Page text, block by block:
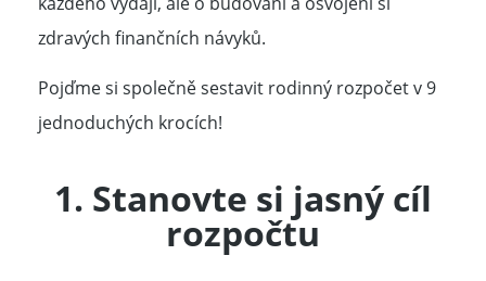
zdravých finančních návyků.
Pojďme si společně sestavit rodinný rozpočet v 9
jednoduchých krocích!
1. Stanovte si jasný cíl
rozpočtu